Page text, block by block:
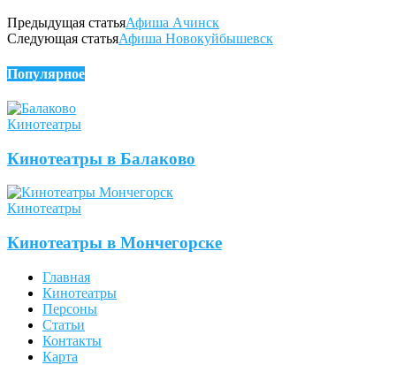
Предыдущая статьяАфиша Ачинск
Следующая статьяАфиша Новокуйбышевск
Популярное
Кинотеатры
Кинотеатры в Балаково
Кинотеатры
Кинотеатры в Мончегорске
Главная
Кинотеатры
Персоны
Статьи
Контакты
Карта